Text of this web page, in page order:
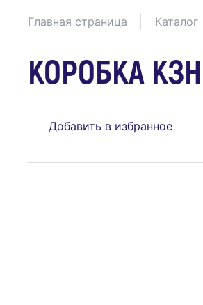
Главная страница Каталог
КОРОБКА
Добавить в избранное